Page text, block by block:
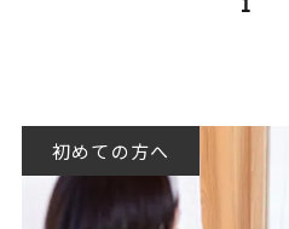
初めての方へ